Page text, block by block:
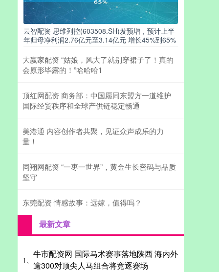
云智配资 思维列控(603508.SH)发预增，预计上半
年归母净利润2.76亿元至3.14亿元 增长45%到65%
大赢家配资 “姑娘，风大了就别穿裙子了！真的
会原形毕露的！”哈哈哈1
顶红网配资 商务部：中国愿同东盟方一道维护
国际经贸秩序和全球产供链稳定畅通
美港通 内容创作者共聚，见证众声成乐的力
量！
同翔网配资 “一枣一世界”，黄金生长密码与品质
坚守
东莞配资 情感故事：远嫁，值得吗？
最新文章
1、
牛市配资网 国际马术赛事落地陕西 海内外
逾300对顶尖人马组合将竞逐赛场